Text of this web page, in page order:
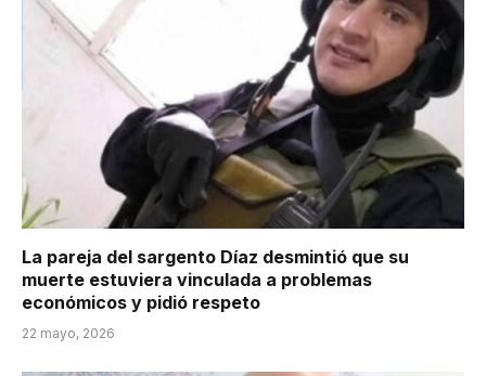
La pareja del sargento Díaz desmintió que su
muerte estuviera vinculada a problemas
económicos y pidió respeto
22 mayo, 2026